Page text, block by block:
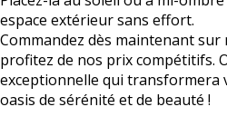
espace extérieur sans effort.
Commandez dès maintenant sur
profitez de nos prix compétitifs.
exceptionnelle qui transformera
oasis de sérénité et de beauté !